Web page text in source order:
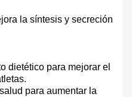
la síntesis y secreción
dietético para mejorar el
para aumentar la